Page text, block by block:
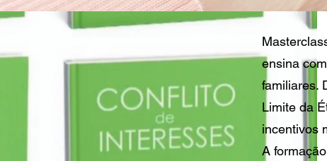
ensina
familiares.
Limite da
incentivos
A